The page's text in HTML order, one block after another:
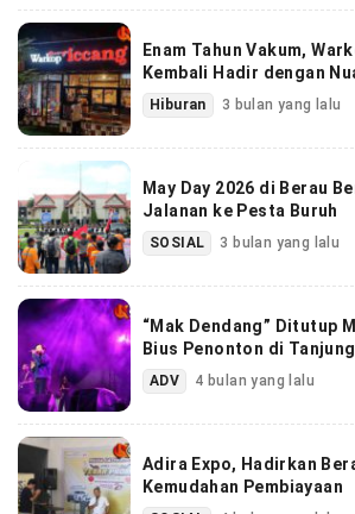
Enam Tahun Vakum,
Kembali Hadir dengan
Hiburan 3 bulan yang lalu
May Day 2026 di Berau
Jalanan ke Pesta Buruh
SOSIAL 3 bulan yang lalu
“Mak Dendang” Ditutup
Bius Penonton di
ADV 4 bulan yang lalu
Adira Expo, Hadirkan
Kemudahan Pembiayaan